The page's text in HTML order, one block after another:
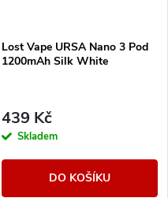
Lost Vape URSA Nano 3 Pod
1200mAh Silk White
439 Kč
Skladem
DO KOŠÍKU